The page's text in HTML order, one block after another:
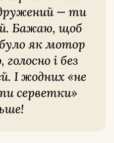
— ти
Бажаю, щоб
як мотор
і без
І жодних «не
серветки»